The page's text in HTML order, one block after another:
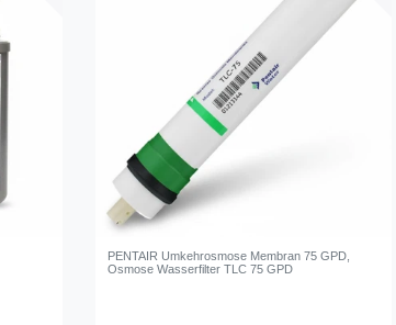
PENTAIR Umkehrosmose Membran 75 GPD,
Osmose Wasserfilter TLC 75 GPD